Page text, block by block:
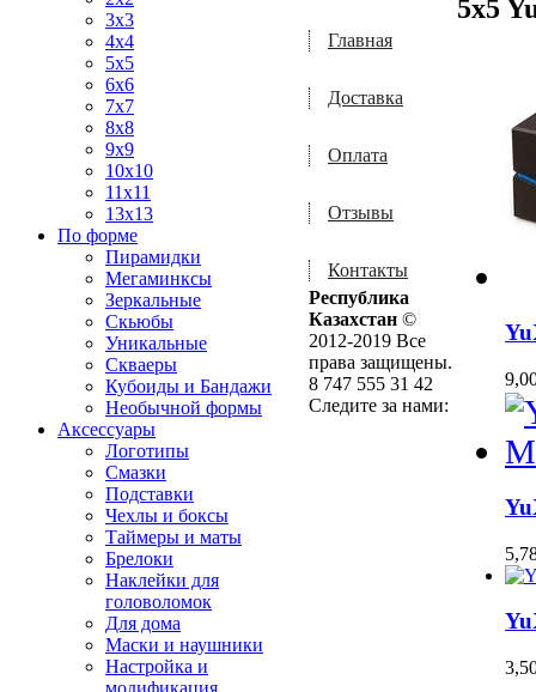
3x3
4x4
5x5
6x6
7x7
8x8
9x9
10x10
11x11
13x13
По форме
Пирамидки
Мегаминксы
Зеркальные
Скьюбы
Уникальные
Скваеры
Кубоиды и Бандажи
Необычной формы
Аксессуары
Логотипы
Смазки
Подставки
Чехлы и боксы
Таймеры и маты
Брелоки
Наклейки для
головоломок
Для дома
Маски и наушники
Настройка и
модификация
5x5
Главная
Доставка
Оплата
Отзывы
Контакты
Республика
Казахстан ©
2012-2019 Все
права защищены.
8 747 555 31 42
Следите за нами: